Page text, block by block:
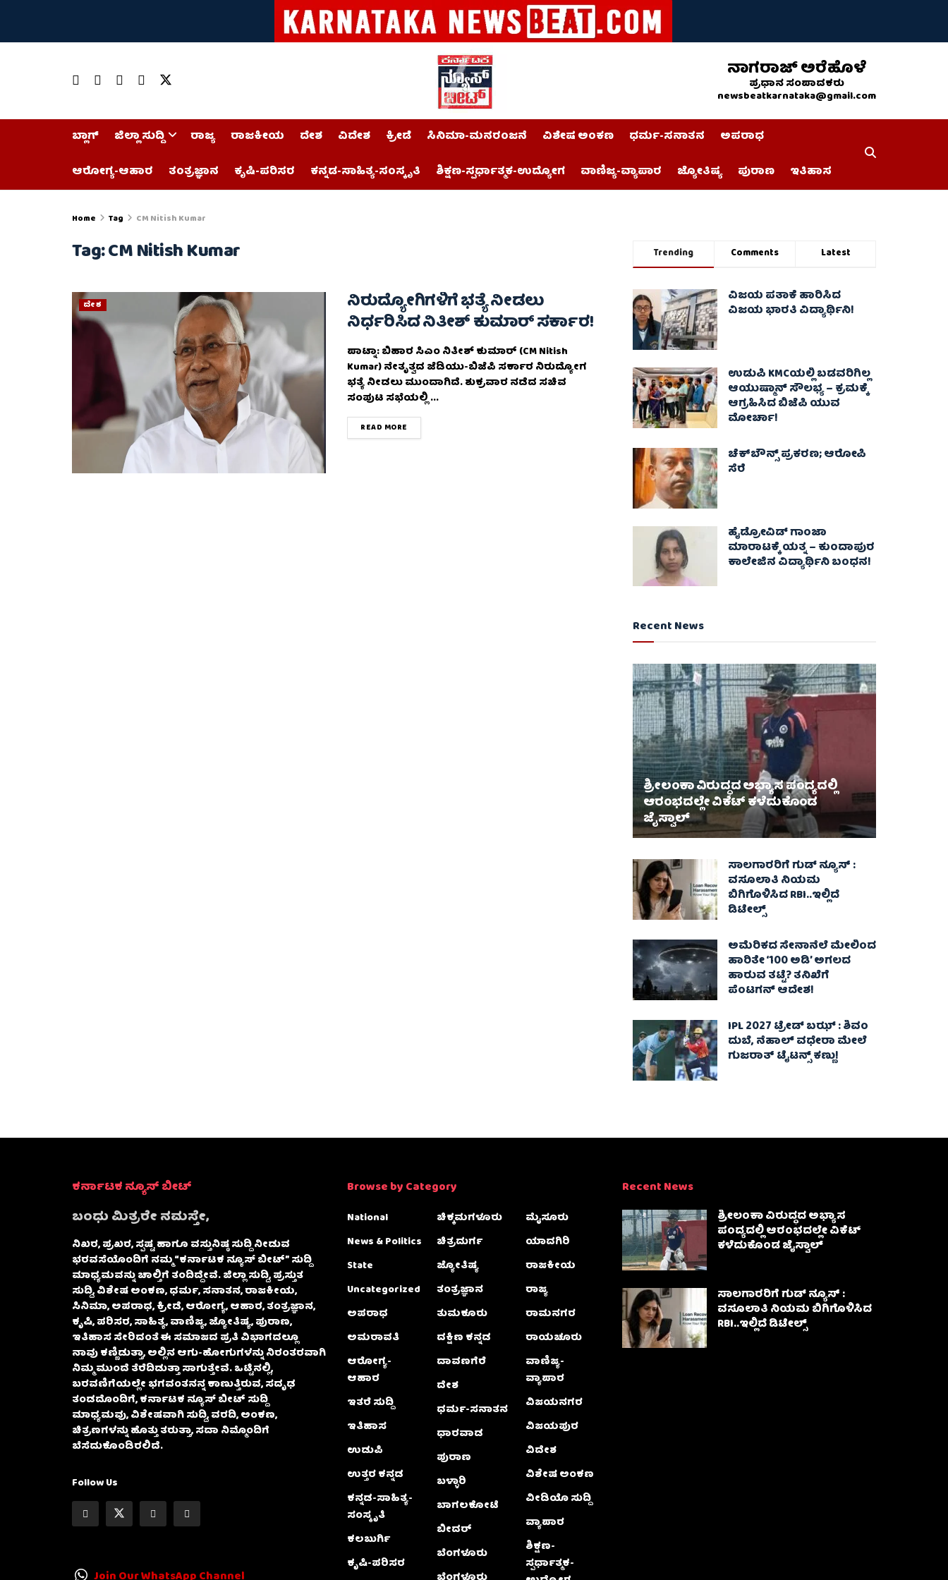
ನಾಗರಾಜ್ ಅರೆಹೊಳೆ
ಪ್ರಧಾನ ಸಂಪಾದಕರು
newsbeatkarnataka@gmail.com
ಬ್ಲಾಗ್ ಜಿಲ್ಲಾ ಸುದ್ದಿ ರಾಜ್ಯ ರಾಜಕೀಯ ದೇಶ ವಿದೇಶ ಕ್ರೀಡೆ ಸಿನಿಮಾ-ಮನರಂಜನೆ ವಿಶೇಷ ಅಂಕಣ ಧರ್ಮ-ಸನಾತನ
ಅಪರಾಧ
ಆರೋಗ್ಯ-ಆಹಾರ
ತಂತ್ರಜ್ಞಾನ ಕೃಷಿ-ಪರಿಸರ ಕನ್ನಡ-ಸಾಹಿತ್ಯ-ಸಂಸ್ಕೃತಿ ಶಿಕ್ಷಣ-ಸ್ಪರ್ಧಾತ್ಮಕ-ಉದ್ಯೋಗ ವಾಣಿಜ್ಯ-ವ್ಯಾಪಾರ ಜ್ಯೋತಿಷ್ಯ ಪುರಾಣ ಇತಿಹಾಸ
Home Tag CM Nitish Kumar
Tag:CM Nitish Kumar
ದೇಶ ನಿರುದ್ಯೋಗಿಗಳಿಗೆ ಭತ್ಯೆ ನೀಡಲು
ನಿರ್ಧರಿಸಿದ ನಿತೀಶ್ ಕುಮಾರ್ ಸರ್ಕಾರ!
ಪಾಟ್ನಾ: ಬಿಹಾರ ಸಿಎಂ ನಿತೀಶ್ ಕುಮಾರ್ (CM Nitish
Kumar) ನೇತೃತ್ವದ ಜೆಡಿಯು-ಬಿಜೆಪಿ ಸರ್ಕಾರ ನಿರುದ್ಯೋಗ
ಭತ್ಯೆ ನೀಡಲು ಮುಂದಾಗಿದೆ. ಶುಕ್ರವಾರ ನಡೆದ ಸಚಿವ
ಸಂಪುಟ ಸಭೆಯಲ್ಲಿ ...
READ MORE
Trending Comments Latest
ವಿಜಯ ಪತಾಕೆ ಹಾರಿಸಿದ
ವಿಜಯ ಭಾರತಿ ವಿದ್ಯಾರ್ಥಿನಿ!
ಉಡುಪಿ KMCಯಲ್ಲಿ ಬಡವರಿಗಿಲ್ಲ
ಆಯುಷ್ಮಾನ್ ಸೌಲಭ್ಯ – ಕ್ರಮಕ್ಕೆ
ಆಗ್ರಹಿಸಿದ ಬಿಜೆಪಿ ಯುವ
ಮೋರ್ಚಾ!
ಚೆಕ್​ಬೌನ್ಸ್​ ಪ್ರಕರಣ; ಆರೋಪಿ
ಸೆರೆ
ಹೈಡ್ರೋವಿಡ್ ಗಾಂಜಾ
ಮಾರಾಟಕ್ಕೆ ಯತ್ನ – ಕುಂದಾಪುರ
ಕಾಲೇಜಿನ ವಿದ್ಯಾರ್ಥಿನಿ ಬಂಧನ!
Recent News
ಶ್ರೀಲಂಕಾ ವಿರುದ್ಧದ ಅಭ್ಯಾಸ ಪಂದ್ಯದಲ್ಲಿ
ಆರಂಭದಲ್ಲೇ ವಿಕೆಟ್ ಕಳೆದುಕೊಂಡ
ಜೈಸ್ವಾಲ್
ಸಾಲಗಾರರಿಗೆ ಗುಡ್ ನ್ಯೂಸ್ :
ವಸೂಲಾತಿ ನಿಯಮ
ಬಿಗಿಗೊಳಿಸಿದ RBI..ಇಲ್ಲಿದೆ
ಡಿಟೇಲ್ಸ್
ಅಮೆರಿಕದ ಸೇನಾನೆಲೆ ಮೇಲಿಂದ
ಹಾರಿತೇ ‘100 ಅಡಿ’ ಅಗಲದ
ಹಾರುವ ತಟ್ಟೆ? ತನಿಖೆಗೆ
ಪೆಂಟಗನ್ ಆದೇಶ!
IPL 2027 ಟ್ರೇಡ್‌ ಬಝ್ : ಶಿವಂ
ದುಬೆ, ನೆಹಾಲ್ ವಧೇರಾ ಮೇಲೆ
ಗುಜರಾತ್ ಟೈಟನ್ಸ್ ಕಣ್ಣು!
ಕರ್ನಾಟಕ ನ್ಯೂಸ್ ಬೀಟ್
ಬಂಧು ಮಿತ್ರರೇ ನಮಸ್ತೇ,
ನಿಖರ, ಪ್ರಖರ, ಸ್ಪಷ್ಟ ಹಾಗೂ ವಸ್ತುನಿಷ್ಠ ಸುದ್ದಿ ನೀಡುವ
ಭರವಸೆಯೊಂದಿಗೆ ನಮ್ಮ “ಕರ್ನಾಟಕ ನ್ಯೂಸ್ ಬೀಟ್” ಸುದ್ದಿ
ಮಾಧ್ಯಮವನ್ನು ಚಾಲ್ತಿಗೆ ತಂದಿದ್ದೇವೆ. ಜಿಲ್ಲಾ ಸುದ್ದಿ, ಪ್ರಸ್ತುತ
ಸುದ್ದಿ, ವಿಶೇಷ ಅಂಕಣ, ಧರ್ಮ, ಸನಾತನ, ರಾಜಕೀಯ,
ಸಿನಿಮಾ, ಅಪರಾಧ, ಕ್ರೀಡೆ, ಆರೋಗ್ಯ, ಆಹಾರ, ತಂತ್ರಜ್ಞಾನ,
ಕೃಷಿ, ಪರಿಸರ, ಸಾಹಿತ್ಯ, ವಾಣಿಜ್ಯ, ಜ್ಯೋತಿಷ್ಯ, ಪುರಾಣ,
ಇತಿಹಾಸ ಸೇರಿದಂತೆ ಈ ಸಮಾಜದ ಪ್ರತಿ ವಿಭಾಗದಲ್ಲೂ
ನಾವು ಕಣ್ಣಿಡುತ್ತಾ, ಅಲ್ಲಿನ ಆಗು-ಹೋಗುಗಳನ್ನು ನಿರಂತರವಾಗಿ
ನಿಮ್ಮ ಮುಂದೆ ತೆರೆದಿಡುತ್ತಾ ಸಾಗುತ್ತೇವೆ. ಒಟ್ಟಿನಲ್ಲಿ,
ಬರವಣಿಗೆಯಲ್ಲೇ ಭಗವಂತನನ್ನ ಕಾಣುತ್ತಿರುವ, ಸದೃಢ
ತಂಡದೊಂದಿಗೆ, ಕರ್ನಾಟಕ ನ್ಯೂಸ್ ಬೀಟ್ ಸುದ್ದಿ
ಮಾಧ್ಯಮವು, ವಿಶೇಷವಾಗಿ ಸುದ್ದಿ, ವರದಿ, ಅಂಕಣ,
ಚಿತ್ರಣಗಳನ್ನು ಹೊತ್ತು ತರುತ್ತಾ, ಸದಾ ನಿಮ್ಮೊಂದಿಗೆ
ಬೆಸೆದುಕೊಂಡಿರಲಿದೆ.
Follow Us
Browse by Category
National
News & Politics
State
Uncategorized
ಅಪರಾಧ
ಅಮರಾವತಿ
ಆರೋಗ್ಯ-
ಆಹಾರ
ಇತರೆ ಸುದ್ದಿ
ಇತಿಹಾಸ
ಉಡುಪಿ
ಉತ್ತರ ಕನ್ನಡ
ಕನ್ನಡ-ಸಾಹಿತ್ಯ-
ಸಂಸ್ಕೃತಿ
ಕಲಬುರ್ಗಿ
ಕೃಷಿ-ಪರಿಸರ
ಚಿಕ್ಕಮಗಳೂರು
ಚಿತ್ರದುರ್ಗ
ಜ್ಯೋತಿಷ್ಯ
ತಂತ್ರಜ್ಞಾನ
ತುಮಕೂರು
ದಕ್ಷಿಣ ಕನ್ನಡ
ದಾವಣಗೆರೆ
ದೇಶ
ಧರ್ಮ-ಸನಾತನ
ಧಾರವಾಡ
ಪುರಾಣ
ಬಳ್ಳಾರಿ
ಬಾಗಲಕೋಟೆ
ಬೀದರ್
ಬೆಂಗಳೂರು
ಮೈಸೂರು
ಯಾದಗಿರಿ
ರಾಜಕೀಯ
ರಾಜ್ಯ
ರಾಮನಗರ
ರಾಯಚೂರು
ವಾಣಿಜ್ಯ-
ವ್ಯಾಪಾರ
ವಿಜಯನಗರ
ವಿಜಯಪುರ
ವಿದೇಶ
ವಿಶೇಷ ಅಂಕಣ
ವೀಡಿಯೊ ಸುದ್ದಿ
ವ್ಯಾಪಾರ
ಶಿಕ್ಷಣ-
ಸ್ಪರ್ಧಾತ್ಮಕ-
Recent News
ಶ್ರೀಲಂಕಾ ವಿರುದ್ಧದ ಅಭ್ಯಾಸ
ಪಂದ್ಯದಲ್ಲಿ ಆರಂಭದಲ್ಲೇ ವಿಕೆಟ್
ಕಳೆದುಕೊಂಡ ಜೈಸ್ವಾಲ್
ಸಾಲಗಾರರಿಗೆ ಗುಡ್ ನ್ಯೂಸ್ :
ವಸೂಲಾತಿ ನಿಯಮ ಬಿಗಿಗೊಳಿಸಿದ
RBI..ಇಲ್ಲಿದೆ ಡಿಟೇಲ್ಸ್